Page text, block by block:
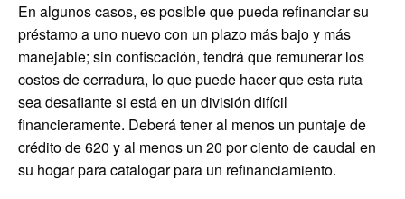
En algunos casos, es posible que pueda refinanciar su
préstamo a uno nuevo con un plazo más bajo y más
manejable; sin confiscación, tendrá que remunerar los
costos de cerradura, lo que puede hacer que esta ruta
sea desafiante si está en un división difícil
financieramente. Deberá tener al menos un puntaje de
crédito de 620 y al menos un 20 por ciento de caudal en
su hogar para catalogar para un refinanciamiento.